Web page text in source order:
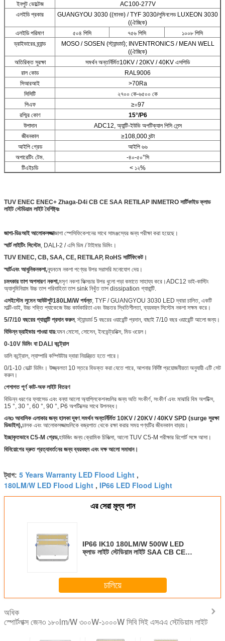
ইনপুট ভোল্টেজ
AC100-277V
এলইডি প্রকার
GUANGYOU 3030 ((মানক) / TYF 3030/লুমিনলেড LUXEON 3030
((ঐচ্ছিক)
এলইডি পরিমাণ
৫০৪ পিসি ৭৫৬ পিসি
১০০৮ পিসি
ড্রাইভারের ব্র্যান্ড
MOSO / SOSEN (স্ট্যান্ডার্ড); INVENTRONICS / MEAN WELL
((ঐচ্ছিক)
অতিরিক্ত সুরক্ষা
সমর্থন অন্তর্নির্মিত10KV / 20KV / 40KV এসপিডি
রাল কোড
RAL9006
সিআরআই
>70Ra
সিসিটি
২৭০০ কে-৬৫০০ কে
পিএফ
≥০97
রশ্মির কোণ
15°/P6
উপাদান
ADC12, অ্যান্টি-ইউভি অপটিক্যাল পিসি লেন্স
জীবনকাল
≥108,000 ঘন্টা
আইপি গ্রেড
আইপি ৬৬
অপারেটিং টেম.
-৪০-৫০°সি
টিএইচডি
< ১২%
TUV ENEC ENEC+ Zhaga-D4i CB CE SAA RETILAP INMETRO সার্টিফাইড ফ্লাড
লাইট স্টেডিয়াম লাইট বৈশিষ্ট্যঃ
জাগা-ডি৪আই আলোকসজ্জাজাগা স্পেসিফিকেশনের সাথে সামঞ্জস্যের জন্য পরীক্ষা করা হয়েছে।
স্মার্ট লাইটিং সিস্টেম, DALI-2 / এসি ডিম / টাইমার ডিমিং।
TUV ENEC, CB, SAA, CE, RETILAP, RoHS সার্টিফিকেট।
স্মার্টএবং আধুনিকনকশা,ন্যূনতম নকশা পণ্যের উপর সরাসরি মনোযোগ দেয়।
চমৎকার তাপ অপসারণ নকশা,মসৃণ নকশা ফিক্সচার উপর ধুলো পড়া কমাতে সাহায্য করে।ADC12 ডাই-কাস্টিং
অ্যালুমিনিয়াম উচ্চ তাপ পরিবাহিতা তাপ sink নিখুঁত তাপ dissipation গ্যারান্টি.
এসইস্টেম লুমেন আউটপুট180LM/W পর্যন্ত, TYF / GUANGYOU 3030 LED দ্বারা চালিত, একটি
মাল্টি-ডাই, উচ্চ শক্তি প্যাকেজে উচ্চ কার্যকারিতা এবং উচ্চতর স্থিতিশীলতা, ব্যয়বহুল সিস্টেম নকশা সক্ষম করে।
5/7/10 বছরের গ্যারান্টি প্রদান করুন, স্ট্যান্ডার্ড 5 বছরের ওয়ারেন্টি প্রদান, বাছাই 7/10 বছর ওয়ারেন্টি আলো জন্য।
বিভিন্ন ড্রাইভার পাওয়া যায়যেমন মোসো, সোসেন, ইনভেন্ট্রনিক্স, মিড ওয়েল।
0-10V ডিমিং বা DALI কন্ট্রোল
ডালি কন্ট্রোল, ল্যাম্পারি কম্পিউটার দ্বারা নিয়ন্ত্রিত হতে পারে।
0/1-10 ভোল্ট ডিমিং। উজ্জ্বলতা 10 স্তরে বিভক্ত করা যেতে পারে, আপনার নির্দিষ্ট প্রয়োজনীয়তা অনুযায়ী এটি সেট
করুন।
পেশাগত পূর্ণ কাট-অফ লাইট বিতরণ
বিভিন্ন ধরণের ফ্যাসেড এবং বন্যা আলো অ্যাপ্লিকেশনগুলির জন্য অতি সংকীর্ণ, সংকীর্ণ এবং মাঝারি বিম অপটিক্স,
15 °, 30 °, 60 °, 90 °, P6 অপটিক্সের সাথে উপলব্ধ।
এনo আবাসিক এলাকার জন্য হালকা দূষণ.সমর্থন অন্তর্নির্মিত 10KV / 20KV / 40KV SPD (surge সুরক্ষা
ডিভাইস),চালক এবং আলোকসজ্জাগুলিকে বজ্রপাত থেকে রক্ষা করার সময় পণ্যটির জীবনকাল বাড়ায়।
ইচ্ছাকৃতভাবে C5-M গ্রেড,হাউজিং জন্য ক্রোমিক চিকিত্সা, আলো TUV C5-M পরীক্ষার রিপোর্ট সঙ্গে আসা।
বিনিয়োগের দ্রুত প্রত্যাবর্তনের জন্য ব্যয়বহুল এবং দক্ষ আলো সমাধান।
ট্যাগ: 5 Years Warranty LED Flood Light ,
180LM/W LED Flood Light , IP66 LED Flood Light
এর সেরা মূল্য পান
IP66 IK10 180LM/W 500W LED
ফ্লাড লাইট স্টেডিয়াম লাইট SAA CB CE
চালিয়ে
অধিক
স্পোর্টলাক্স জেন৩ ১৮০lm/W ৩০০W-১০০০W সিবি সিই এসএএ স্টেডিয়াম লাইট